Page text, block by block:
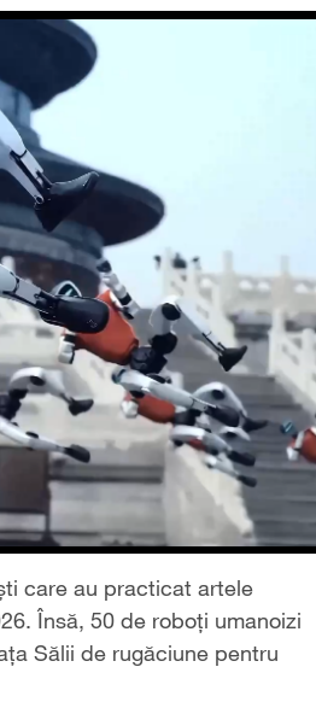
care au practicat artele
Însă, 50 de roboți umanoizi
Sălii de rugăciune pentru